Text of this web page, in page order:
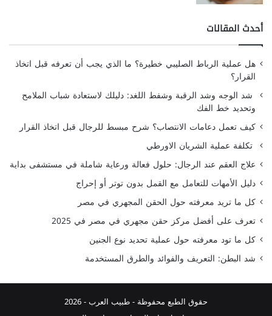
أحدث المقالات
هل عملية الرباط الصليبي خطيرة؟ ما الذي يجب أن تعرفه قبل اتخاذ
القرار؟
شد الوجه وشد الرقبة وشفط اللغد: دليلك لاستعادة شباب الملامح
وتحديد خط الفك
كيف تعمل دعامات الانتصاب؟ شرح مبسط للرجال قبل اتخاذ القرار
تكلفة عملية الشريان الاورطي
علاج العقم عند الرجال: حلول فعالة ورعاية شاملة في مستشفى بداية
دليل الأمهات للتعامل مع القمل بدون توتر أو إحراج
كل ما تريد معرفته حول الحقن المجهري في مصر
تعرف على أفضل مركز حقن مجهري في مصر في 2025
كل ما تود معرفته حول عملية تحديد نوع الجنين
شد البطن: التعريف والفوائد والطرق المستخدمة
حقوق الطبع محفوظة -طبيب العرب- 2026